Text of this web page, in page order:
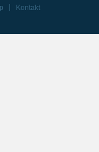
Kontakt